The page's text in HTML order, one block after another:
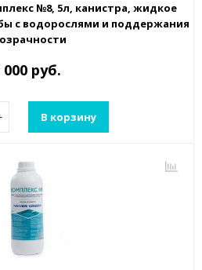
№8, 5л, канистра, жидкое
с водорослями и поддержания
000 руб.
В корзину